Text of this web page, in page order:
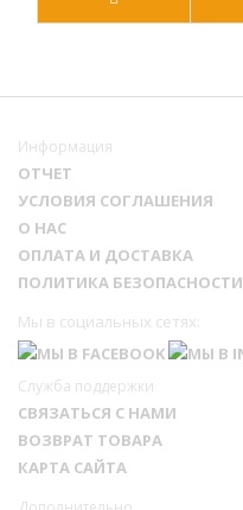
Информация
ОТЧЕТ
УСЛОВИЯ СОГЛАШЕНИЯ
О НАС
ОПЛАТА И ДОСТАВКА
ПОЛИТИКА БЕЗОПАСНОСТИ
Мы в социальных сетях:
Служба поддержки
СВЯЗАТЬСЯ С НАМИ
ВОЗВРАТ ТОВАРА
КАРТА САЙТА